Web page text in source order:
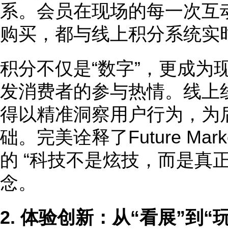
系。会员在现场的每一次
购买，都与线上积分系统实
积分不仅是“数字”，更成为
发消费者的参与热情。线
得以精准洞察用户行为，
础。完美诠释了Future
的 “科技不是炫技，而是真
念。
2.体验创新：从“看展”到“